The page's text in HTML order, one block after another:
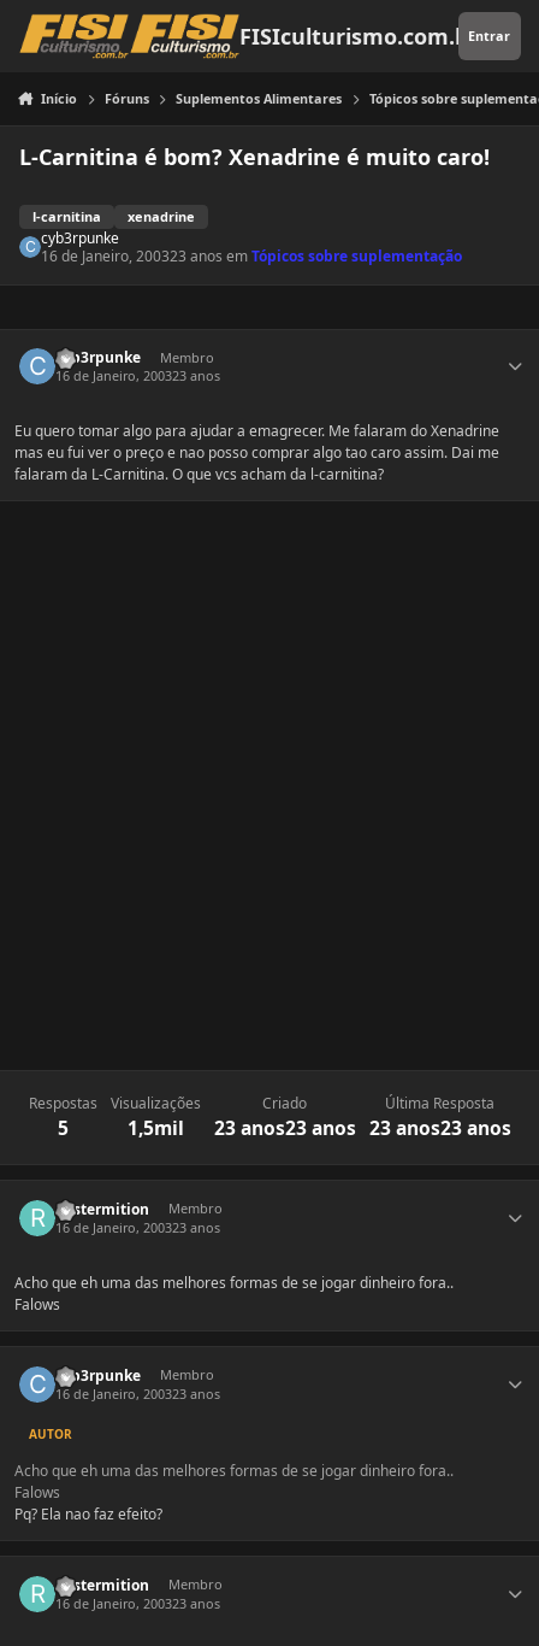
Pular para o conteúdo
FISIculturismo.com.brEntrar
Início Fóruns Suplementos Alimentares Tópicos sobre
L-Carnitina é bom? Xenadrine é muito caro!
l-carnitina xenadrine
cyb3rpunke
16 de Janeiro, 200323 anos emTópicos sobre suplementação
cyb3rpunke
Membro
16 de Janeiro, 200323 anos
Eu quero tomar algo para ajudar a emagrecer. Me falaram do Xenadrine
mas eu fui ver o preço e nao posso comprar algo tao caro assim. Dai me
falaram da L-Carnitina. O que vcs acham da l-carnitina?
Respostas
5
Visualizações
1,5mil
Criado
23 anos23 anos
Última Resposta
23 anos23 anos
Rastermition
Membro
16 de Janeiro, 200323 anos
Acho que eh uma das melhores formas de se jogar dinheiro fora..
Falows
cyb3rpunke
Membro
16 de Janeiro, 200323 anos
AUTOR
Acho que eh uma das melhores formas de se jogar dinheiro fora..
Falows
Pq? Ela nao faz efeito?
Rastermition
Membro
16 de Janeiro, 200323 anos